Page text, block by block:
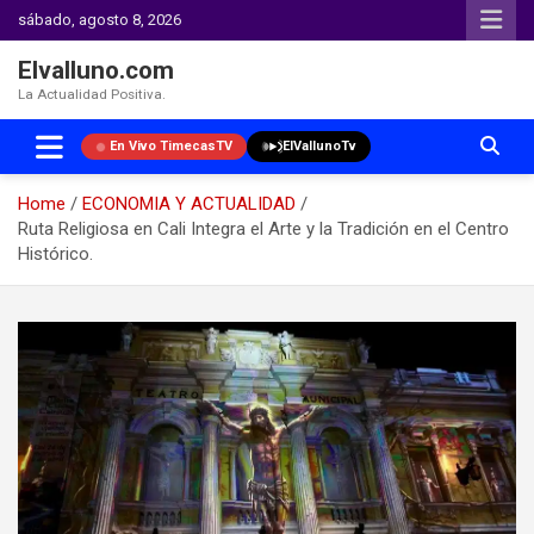
sábado, agosto 8, 2026
Elvalluno.com
La Actualidad Positiva.
En Vivo TimecasTV ElVallunoTv
Home
ECONOMIA Y ACTUALIDAD
Ruta Religiosa en Cali Integra el Arte y la Tradición en el Centro
Histórico.
content